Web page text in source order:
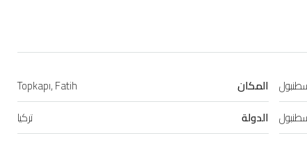
المكان
Topkapı, Fatih
الدولة
تركيا